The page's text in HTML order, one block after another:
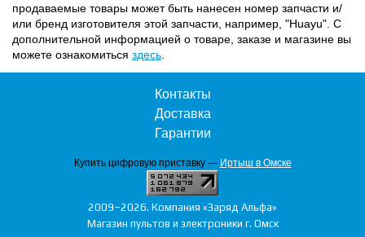
продаваемые товары может быть нанесен номер запчасти и/
или бренд изготовителя этой запчасти, например, "Huayu". С
дополнительной информацией о товаре, заказе и магазине вы
можете ознакомиться здесь
Контакты
Доставка
Гарантии
2009–2026. Компания «Заряд Альфа»
Магазин пультов и электроники г. Омск
Купить цифровую приставку — Иртыш в Омске